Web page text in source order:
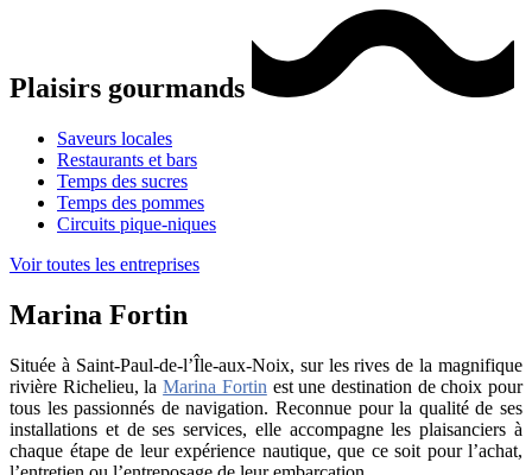
Plaisirs gourmands
Saveurs locales
Restaurants et bars
Temps des sucres
Temps des pommes
Circuits pique-niques
Voir toutes les entreprises
Marina Fortin
Située à Saint-Paul-de-l’Île-aux-Noix, sur les rives de la magnifique
rivière Richelieu, laMarina Fortin est une destination de choix pour
tous les passionnés de navigation. Reconnue pour la qualité de ses
installations et de ses services, elle accompagne les plaisanciers à
chaque étape de leur expérience nautique, que ce soit pour l’achat,